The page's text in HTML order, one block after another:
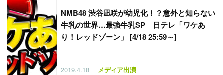
NMB48 渋谷凪咲が幼児化！？意外と知らない
牛乳の世界…最強牛乳SP 日テレ「ワケあ
り！レッドゾーン」 [4/18 25:59～]
2019.4.18 メディア出演